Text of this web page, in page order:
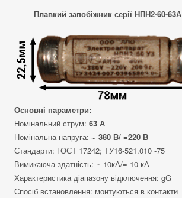
Плавкий запобіжник серії НПН2-60-63А
Основні параметри:
Номінальний струм:63 А
Номінальна напруга: ~ 380 В/ =220 В
Стандарти: ГОСТ 17242; ТУ16-521.010 -75
Вимикаюча здатність: ~ 10кА/= 10 кА
Характеристика діапазону відключення: gG
Спосіб встановлення: монтуються в контакти